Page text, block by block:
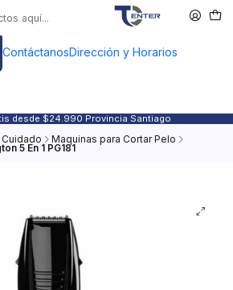
ContáctanosDirección y Horarios
desde $24.990 Provincia Santiago
Maquinas para Cortar Pelo
5 En 1 PG181